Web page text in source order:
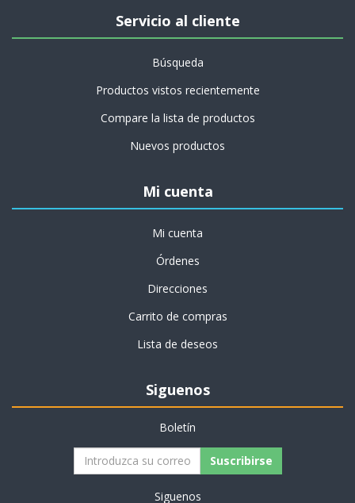
Servicio al cliente
Búsqueda
Productos vistos recientemente
Compare la lista de productos
Nuevos productos
Mi cuenta
Mi cuenta
Órdenes
Direcciones
Carrito de compras
Lista de deseos
Siguenos
Boletín
Suscribirse
Siguenos